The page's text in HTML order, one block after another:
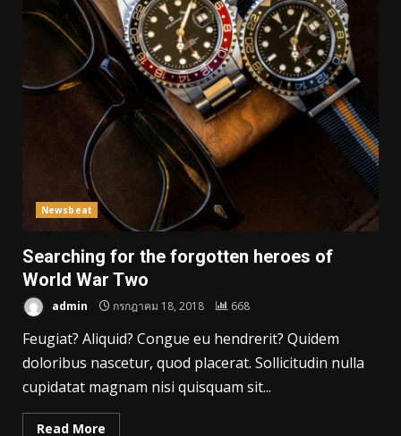
Newsbeat
Searching for the forgotten heroes of
World War Two
admin กรกฎาคม 18, 2018 668
Feugiat? Aliquid? Congue eu hendrerit? Quidem
doloribus nascetur, quod placerat. Sollicitudin nulla
cupidatat magnam nisi quisquam sit...
Read More